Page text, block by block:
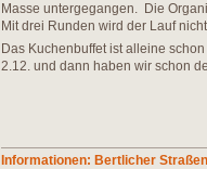
Masse untergegangen. Die
Mit drei Runden wird der Lauf
Das Kuchenbuffet ist alleine
2.12. und dann haben wir
Informationen: Bertlicher